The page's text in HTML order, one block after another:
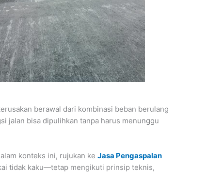
berawal dari kombinasi beban berulang
jalan bisa dipulihkan tanpa harus menunggu
konteks ini, rujukan ke Jasa Pengaspalan
tidak kaku—tetap mengikuti prinsip teknis,